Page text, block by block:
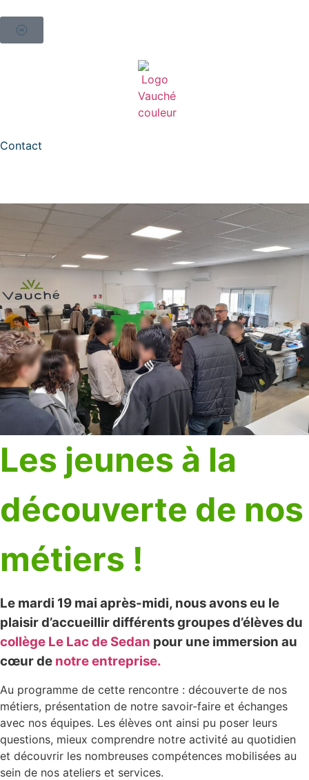
Contact
Les jeunes à la
découverte de nos
métiers !
Le mardi 19 mai après-midi, nous avons eu le
plaisir d’accueillir différents groupes d’élèves du
collège Le Lac de Sedan pour une immersion au
cœur de notre entreprise.
Au programme de cette rencontre : découverte de nos
métiers, présentation de notre savoir-faire et échanges
avec nos équipes. Les élèves ont ainsi pu poser leurs
questions, mieux comprendre notre activité au quotidien
et découvrir les nombreuses compétences mobilisées au
sein de nos ateliers et services.